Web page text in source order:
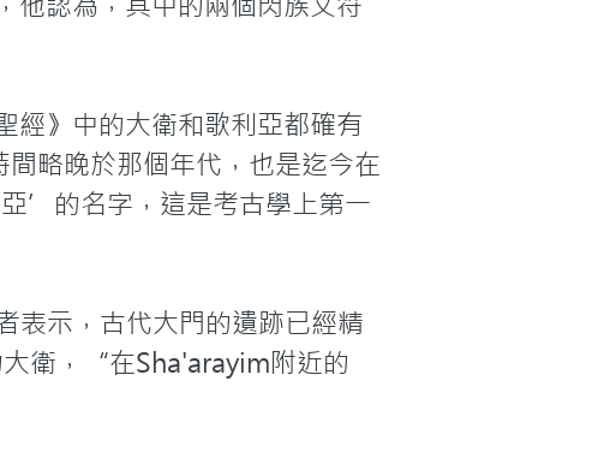
》中的大衛和歌利亞都確有
略晚於那個年代，也是迄今在
’的名字，這是考古學上第一
示，古代大門的遺跡已經精
衛，“在Sha'arayim附近的